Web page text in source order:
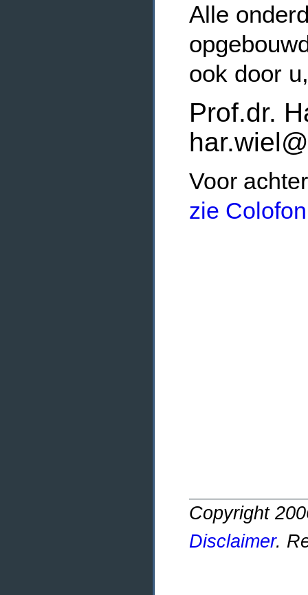
Alle
ook door
Prof.dr.
Voor
zie Colofon
Copyright
Disclaimer.